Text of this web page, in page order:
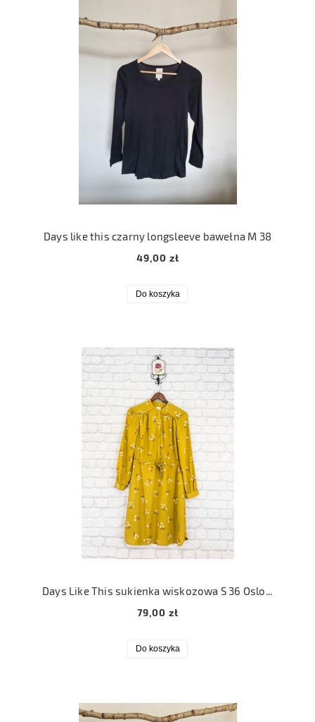
Days like this czarny longsleeve bawełna M 38
49,00 zł
Do koszyka
Days Like This sukienka wiskozowa S 36 Oslo dd skillebekk dress yellow
79,00 zł
Do koszyka